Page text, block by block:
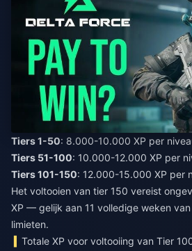
Tiers 1-50: 8.000-10.000 XP per
Tiers 51-100: 10.000-12.000 XP per
Tiers 101-150: 12.000-15.000 XP per
Het voltooien van tier 150 vereist
XP — gelijk aan 11 volledige weken
limieten.
Totale XP voor voltooiing van Tier